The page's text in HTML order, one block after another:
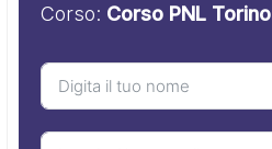
Corso: Corso PNL Torino